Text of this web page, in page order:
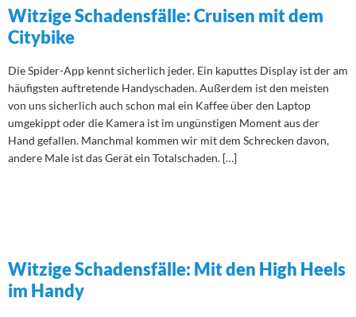
Witzige Schadensfälle: Cruisen mit dem
Citybike
Die Spider-App kennt sicherlich jeder. Ein kaputtes Display ist der am
häufigsten auftretende Handyschaden. Außerdem ist den meisten
von uns sicherlich auch schon mal ein Kaffee über den Laptop
umgekippt oder die Kamera ist im ungünstigen Moment aus der
Hand gefallen. Manchmal kommen wir mit dem Schrecken davon,
andere Male ist das Gerät ein Totalschaden. […]
Witzige Schadensfälle: Mit den High Heels
im Handy